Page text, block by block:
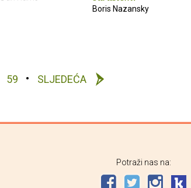
Boris Nazansky
59 SLJEDEĆA
Potraži nas na: